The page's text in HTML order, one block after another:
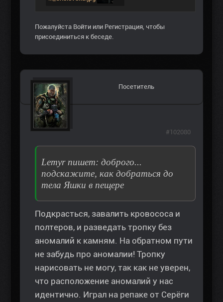
Пожалуйста Войти или Регистрация, чтобы
присоединиться к беседе.
Посетитель
Lemyr пишет: доброго...
подскажите, как добраться до
тела Яшки в пещере
Подкрасться, завалить кровососа и
полтеров, и разведать тропку без
аномалий к камням. На обратном пути
не забудь про аномалии! Тропку
нарисовать не могу, так как не уверен,
что расположение аномалий у нас
идентично. Играл на репаке от Серёги
#102080